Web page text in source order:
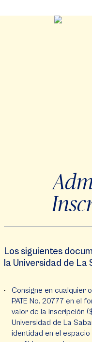
Los siguientes
la Universidad de La
Consigne en cualquier
PATE No. 20777 en el
valor de la inscripción
Universidad de La
identidad en el espacio